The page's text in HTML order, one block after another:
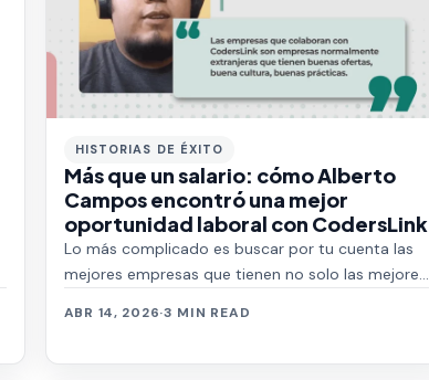
HISTORIAS DE ÉXITO
Más que un salario: cómo Alberto
Campos encontró una mejor
oportunidad laboral con CodersLink
Lo más complicado es buscar por tu cuenta las
mejores empresas que tienen no solo las mejores
ABR 14, 2026·3 MIN READ